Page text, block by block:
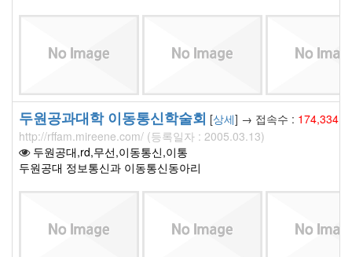
두원공과대학 이동통신학술회 [상세] → 접속수 : 174,334
http://rffam.mireene.com/ (등록일자 : 2005.03.13)
두원공대,rd,무선,이동통신,이통
두원공대 정보통신과 이동통신동아리